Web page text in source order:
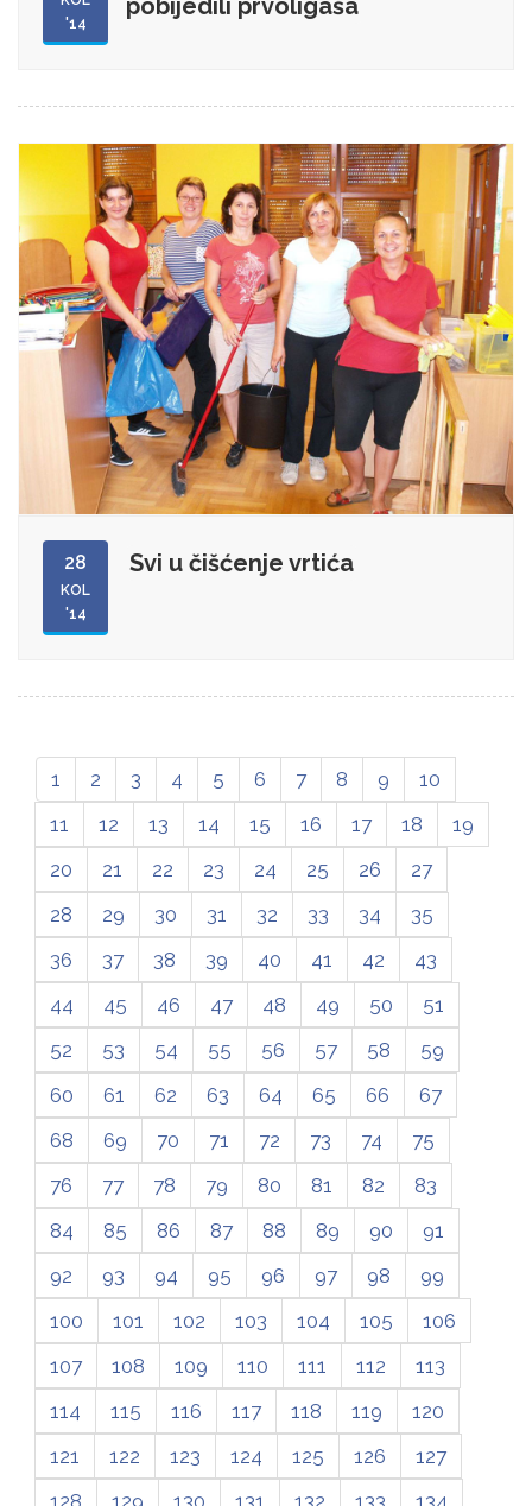
'14
pobijedili prvoligaša
28
KOL
'14
Svi u čišćenje vrtića
1 2 3 4 5 6 7 8 9
10
11
12 13 14 15 16 17 18
19
20
21 22 23 24 25 26
27
28
29 30 31 32 33 34
35
36
37 38 39 40 41 42
43
44
45 46 47 48 49 50
51
52
53 54 55 56 57 58
59
60
61 62 63 64 65 66
67
68
69 70 71 72 73 74
75
76
77 78 79 80 81 82
83
84
85 86 87 88 89 90
91
92
93 94 95 96 97 98
99
100
101 102 103 104 105
106
107
108 109 110 111 112
113
114
115 116 117 118 119
120
121
122 123 124 125 126
127